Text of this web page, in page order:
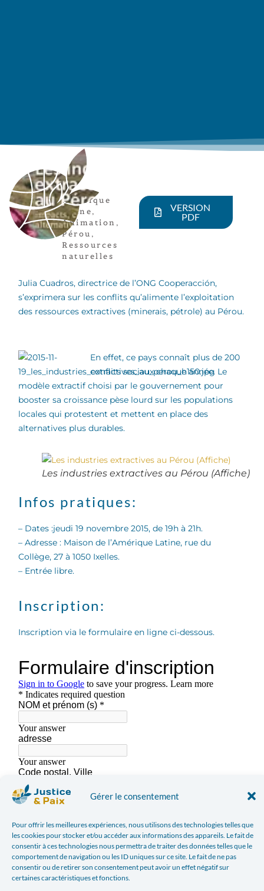
Gérer le consentement
Pour offrir les meilleures expériences, nous utilisons des technologies telles que
les cookies pour stocker et/ou accéder aux informations des appareils. Le fait de
consentir à ces technologies nous permettra de traiter des données telles que le
comportement de navigation ou les ID uniques sur ce site. Le fait de ne pas
consentir ou de retirer son consentement peut avoir un effet négatif sur
certaines caractéristiques et fonctions.
Amérique
latine,
Animation ,
Pérou ,
Ressources
naturelles
VERSION
PDF
Julia Cuadros, directrice de l’ONG Cooperacción,
s’exprimera sur les conflits qu’alimente l’exploitation
des ressources extractives (minerais, pétrole) au Pérou.
En effet, ce pays connaît plus de 200
conflits sociaux chaque année. Le
modèle extractif choisi par le gouvernement pour
booster sa croissance pèse lourd sur les populations
locales qui protestent et mettent en place des
alternatives plus durables.
Les industries extractives au Pérou (Affiche)
Infos pratiques:
– Dates :jeudi 19 novembre 2015, de 19h à 21h.
– Adresse : Maison de l’Amérique Latine, rue du
Collège, 27 à 1050 Ixelles.
– Entrée libre.
Inscription:
Inscription via le formulaire en ligne ci-dessous.